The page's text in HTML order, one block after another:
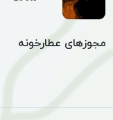
مجوزهای عطارخونه